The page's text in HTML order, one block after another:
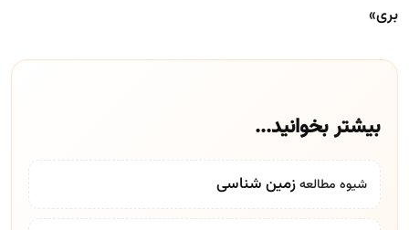
بری»
بیشتر بخوانید...
شیوه مطالعهزمین شناسی